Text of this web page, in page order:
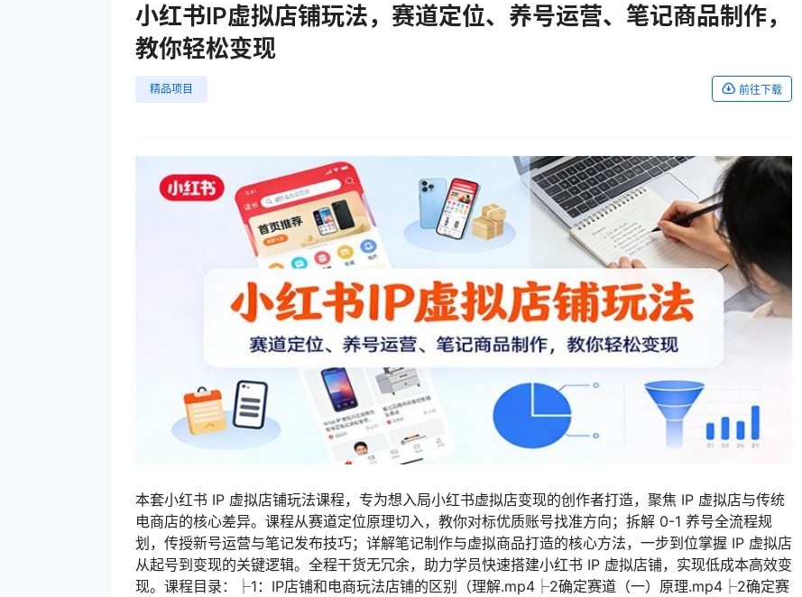
小红书IP虚拟店铺玩法，赛道定位、养号运营、笔记商品制作，
教你轻松变现
精品项目 前往下载
本套小红书 IP 虚拟店铺玩法课程，专为想入局小红书虚拟店变现的创作者打造，聚焦 IP 虚拟店与传统
电商店的核心差异。课程从赛道定位原理切入，教你对标优质账号找准方向；拆解 0-1 养号全流程规
划，传授新号运营与笔记发布技巧；详解笔记制作与虚拟商品打造的核心方法，一步到位掌握 IP 虚拟店
从起号到变现的关键逻辑。全程干货无冗余，助力学员快速搭建小红书 IP 虚拟店铺，实现低成本高效变
现。课程目录：├1：IP店铺和电商玩法店铺的区别（理解.mp4├2确定赛道（一）原理.mp4├2确定赛